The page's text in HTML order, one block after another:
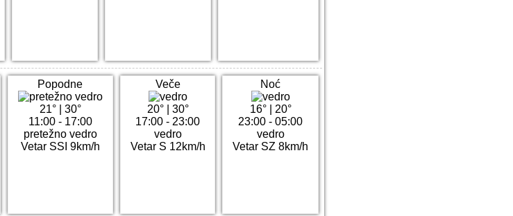
Popodne
21°| 30°
11:00 - 17:00
pretežno vedro
Vetar SSI 9km/h
Veče
20°| 30°
17:00 - 23:00
vedro
Vetar S 12km/h
Noć
16°| 20°
23:00 - 05:00
vedro
Vetar SZ 8km/h